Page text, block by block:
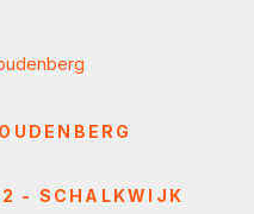
2 - SCHALKWIJK